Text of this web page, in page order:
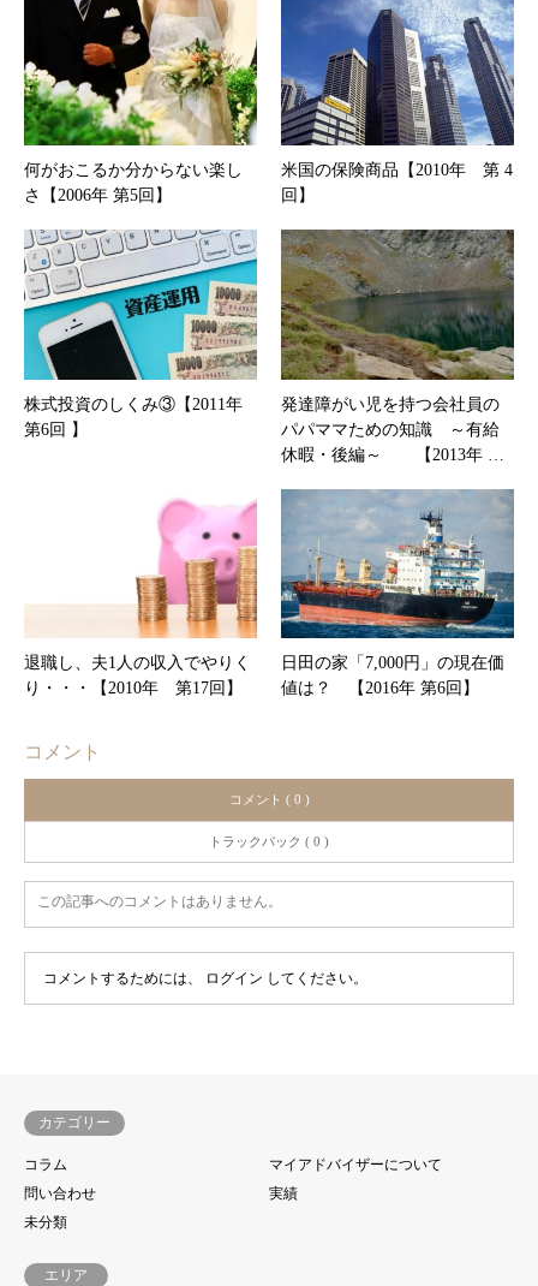
何がおこるか分からない楽し
さ【2006年 第5回】
米国の保険商品【2010年 第 4
回】
株式投資のしくみ③【2011年
第6回 】
発達障がい児を持つ会社員の
パパママための知識 ～有給
休暇・後編～ 【2013年 …
退職し、夫1人の収入でやりく
り・・・【2010年 第17回】
日田の家「7,000円」の現在価
値は？ 【2016年 第6回】
コメント
コメント ( 0 )
トラックバック ( 0 )
この記事へのコメントはありません。
コメントするためには、 ログイン してください。
カテゴリー
コラム
マイアドバイザーについて
問い合わせ
実績
未分類
エリア